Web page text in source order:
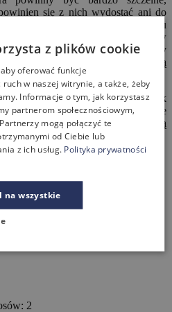
się z nich wydostać ani do
rezygnacji z wydajnego systemu
są nawet wyposażone w
sprawdźmy, jakie parametry
nam wybrać najbardziej optymalną
wspomnieć o tym, jak
produkty. Kabiny akustyczne
biura. Dzięki temu nie będą
biurowego wyposażenia.
2
z plików cookie
oferować funkcje
ruch w naszej witrynie, a także, żeby
Informacje o tym, jak korzystasz
partnerom społecznościowym,
mogą połączyć te
od Ciebie lub
z ich usług. Polityka prywatności
na wszystkie